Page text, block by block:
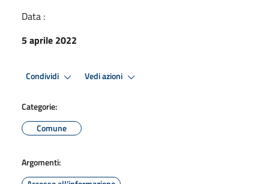
Data :
5 aprile 2022
Condividi Vedi azioni
Categorie:
Comune
Argomenti: